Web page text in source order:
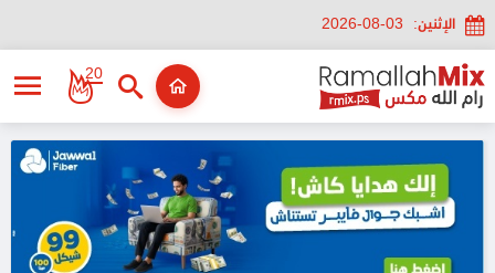
الإثنين: 2026-08-03
20